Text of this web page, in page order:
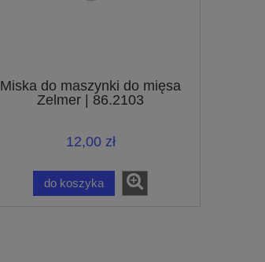
Miska do maszynki do mięsa
Zelmer | 86.2103
12,00 zł
do koszyka